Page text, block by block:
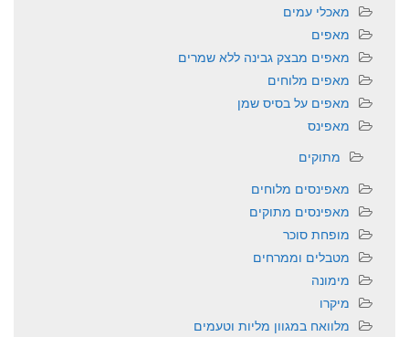
מאכלי עמים
מאפים
מאפים מבצק גבינה ללא שמרים
מאפים מלוחים
מאפים על בסיס שמן
מאפינס
מתוקים
מאפינסים מלוחים
מאפינסים מתוקים
מופחת סוכר
מטבלים וממרחים
מימונה
מיקרו
מלוואח במגוון מליות וטעמים